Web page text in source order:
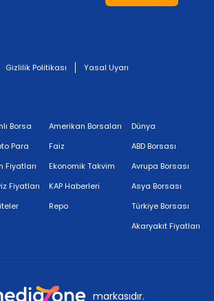
Gizlilik Politikası Yasal Uyarı
Borsa
Para
Fiyatları
Fiyatları
Amerikan Borsaları
Faiz
Ekonomik Takvim
KAP Haberleri
Repo
Dünya
ABD Borsası
Avrupa Borsası
Asya Borsası
Türkiye Borsası
Akaryakıt Fiyatları
markasıdır.